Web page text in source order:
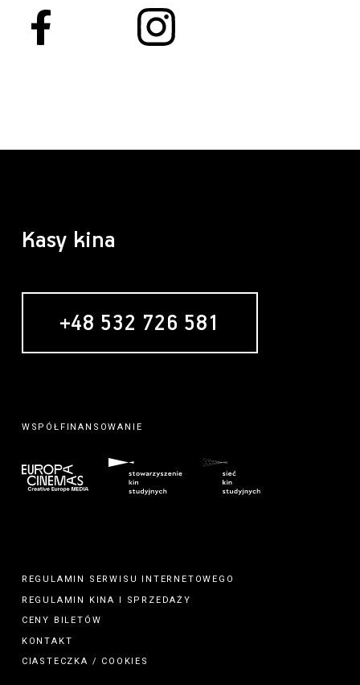
Kasy kina
+48 532 726 581
WSPÓŁFINANSOWANIE
REGULAMIN SERWISU INTERNETOWEGO
REGULAMIN KINA I
SPRZEDAŻY
CENY BILETÓW
KONTAKT
CIASTECZKA / COOKIES